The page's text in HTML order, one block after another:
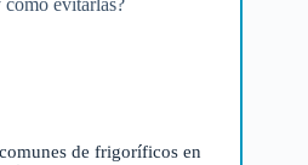
de frigoríficos en